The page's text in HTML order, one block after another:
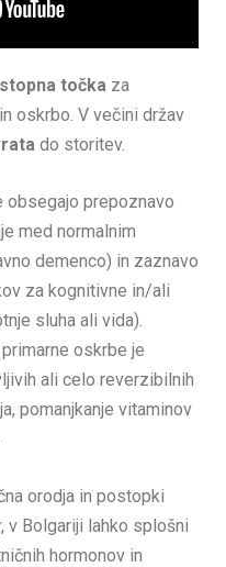
točka za
oskrbo. V večini držav
do storitev.
obsegajo prepoznavo
med normalnim
demenco) in zaznavo
za kognitivne in/ali
sluha ali vida).
oskrbe je
ali celo reverzibilnih
pomanjkanje vitaminov
orodja in postopki
v Bolgariji lahko splošni
hormonov in